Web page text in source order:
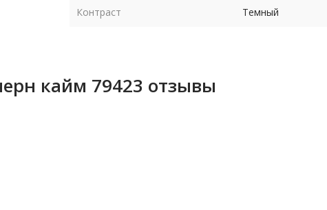
Контраст Темный
кайм 79423 отзывы